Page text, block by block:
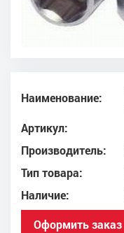
Наименование:
Артикул:
Производитель:
Тип товара:
Наличие:
Оформить заказ